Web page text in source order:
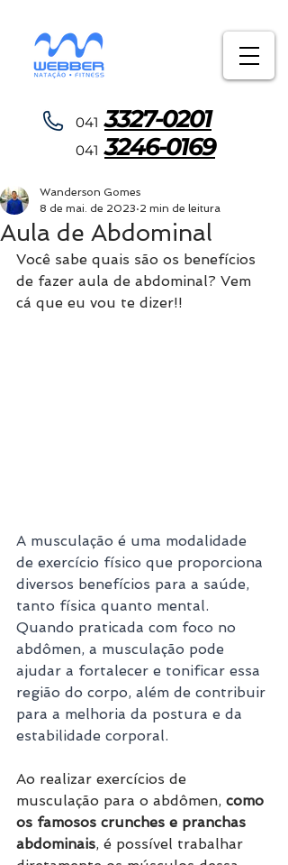
0 4 1 3327-0201
0 4 1 3246-0169
Aula de Abdominal
Wanderson Gomes
8 de mai. de 2023 2 min de leitura
Você sabe quais são os benefícios
de fazer aula de abdominal? Vem
cá que eu vou te dizer!!
A musculação é uma modalidade
de exercício físico que proporciona
diversos benefícios para a saúde,
tanto física quanto mental.
Quando praticada com foco no
abdômen, a musculação pode
ajudar a fortalecer e tonificar essa
região do corpo, além de contribuir
para a melhoria da postura e da
estabilidade corporal.
Ao realizar exercícios de
musculação para o abdômen, como
os famosos crunches e pranchas
abdominais, é possível trabalhar